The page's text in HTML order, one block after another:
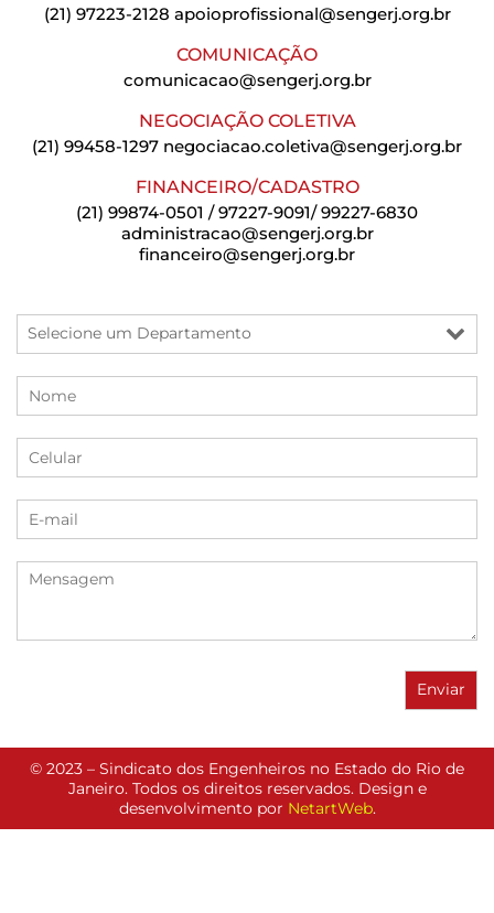
(21) 97223-2128 apoioprofissional@sengerj.org.br
COMUNICAÇÃO
comunicacao@sengerj.org.br
NEGOCIAÇÃO COLETIVA
(21) 99458-1297 negociacao.coletiva@sengerj.org.br
FINANCEIRO/CADASTRO
(21) 99874-0501 / 97227-9091/ 99227-6830
administracao@sengerj.org.br
financeiro@sengerj.org.br
© 2023 – Sindicato dos Engenheiros no Estado do Rio de
Janeiro. Todos os direitos reservados. Design e
desenvolvimento por NetartWeb.